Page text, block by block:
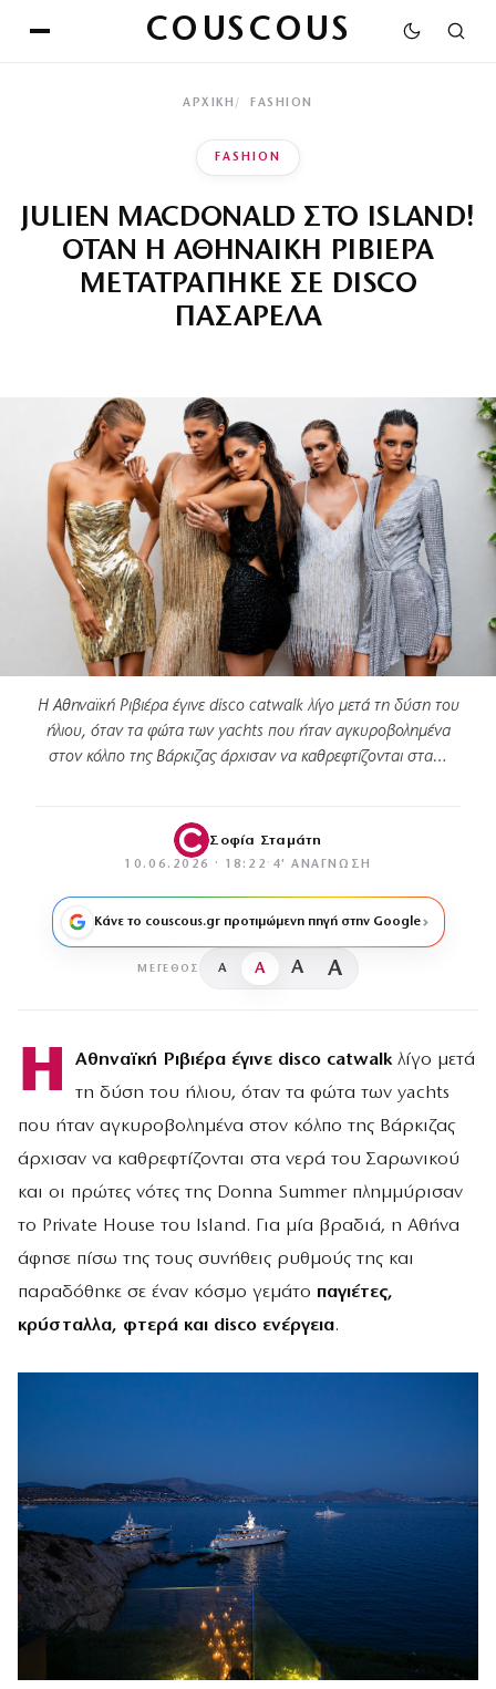
COUSCOUS
ΑΡΧΙΚΉ FASHION
FASHION
JULIEN MACDONALD ΣΤΟ ISLAND!
ΟΤΑΝ Η ΑΘΗΝΑΙΚΗ ΡΙΒΙΕΡΑ
ΜΕΤΑΤΡΑΠΗΚΕ ΣΕ DISCO
ΠΑΣΑΡΕΛΑ
Η Αθηναϊκή Ριβιέρα έγινε disco catwalk λίγο μετά τη δύση του
ήλιου, όταν τα φώτα των yachts που ήταν αγκυροβολημένα
στον κόλπο της Βάρκιζας άρχισαν να καθρεφτίζονται στα…
Σοφία Σταμάτη
10.06.2026 · 18:22 · 4′ ΑΝΆΓΝΩΣΗ
Κάνε το couscous.gr προτιμώμενη πηγή στην Google
ΜΈΓΕΘΟΣ A A A A
Η Αθηναϊκή Ριβιέρα έγινε disco catwalkλίγο μετά
τη δύση του ήλιου, όταν τα φώτα των yachts
που ήταν αγκυροβολημένα στον κόλπο της Βάρκιζας
άρχισαν να καθρεφτίζονται στα νερά του Σαρωνικού
και οι πρώτες νότες της Donna Summer πλημμύρισαν
το Private House του Island. Για μία βραδιά, η Αθήνα
άφησε πίσω της τους συνήθεις ρυθμούς της και
παραδόθηκε σε έναν κόσμο γεμάτο παγιέτες,
κρύσταλλα, φτερά και disco ενέργεια.